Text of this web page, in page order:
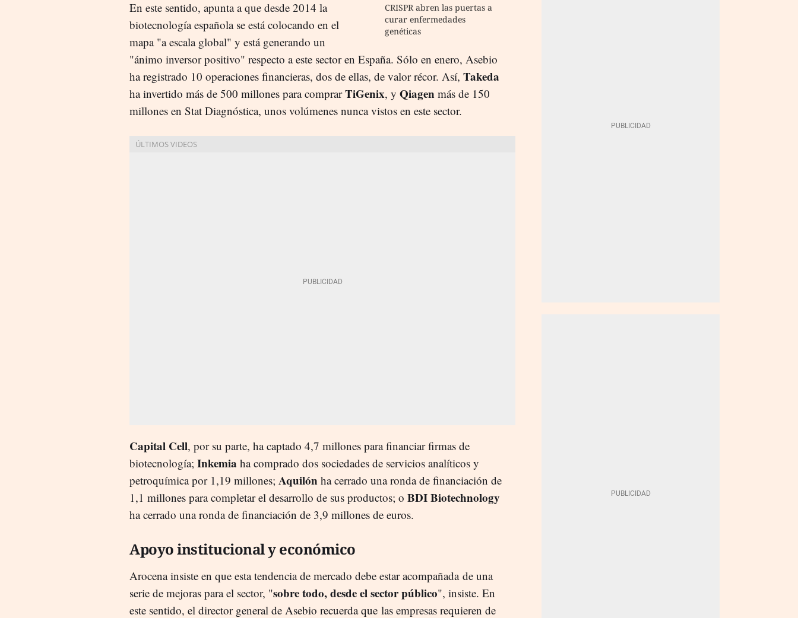
CRISPR abren las puertas a
curar enfermedades
genéticas
En este sentido, apunta a que desde 2014 la
biotecnología española se está colocando en el
mapa "a escala global" y está generando un
"ánimo inversor positivo" respecto a este sector en España. Sólo en enero, Asebio
ha registrado 10 operaciones financieras, dos de ellas, de valor récor. Así, Takeda
ha invertido más de 500 millones para comprarTiGenix, y Qiagen más de 150
millones en Stat Diagnóstica, unos volúmenes nunca vistos en este sector.
Capital Cell, por su parte, ha captado 4,7 millones para financiar firmas de
biotecnología; Inkemia ha comprado dos sociedades de servicios analíticos y
petroquímica por 1,19 millones; Aquilón ha cerrado una ronda de financiación de
1,1 millones para completar el desarrollo de sus productos; o BDI Biotechnology
ha cerrado una ronda de financiación de 3,9 millones de euros.
Apoyo institucional y económico
Arocena insiste en que esta tendencia de mercado debe estar acompañada de una
serie de mejoras para el sector, "sobre todo, desde el sector público", insiste. En
este sentido, el director general de Asebio recuerda que las empresas requieren de